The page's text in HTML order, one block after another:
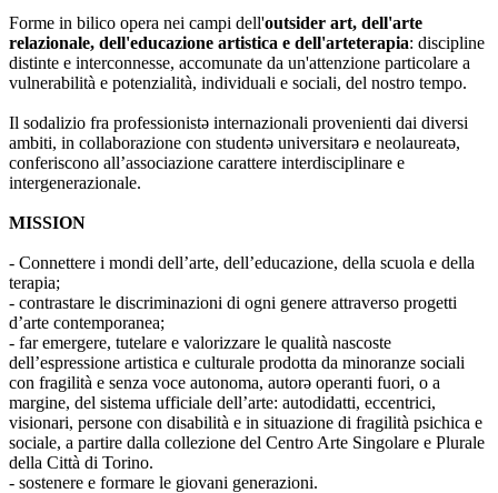
Forme in bilico opera nei campi dell'outsider art, dell'arte
relazionale, dell'educazione artistica e dell'arteterapia: discipline
distinte e interconnesse, accomunate da un'attenzione particolare a
vulnerabilità e potenzialità, individuali e sociali, del nostro tempo.
Il sodalizio fra professionistə internazionali provenienti dai diversi
ambiti, in collaborazione con studentə universitarə e neolaureatə,
conferiscono all’associazione carattere interdisciplinare e
intergenerazionale.
MISSION
- Connettere i mondi dell’arte, dell’educazione, della scuola e della
terapia;
- contrastare le discriminazioni di ogni genere attraverso progetti
d’arte contemporanea;
- far emergere, tutelare e valorizzare le qualità nascoste
dell’espressione artistica e culturale prodotta da minoranze sociali
con fragilità e senza voce autonoma, autorə operanti fuori, o a
margine, del sistema ufficiale dell’arte: autodidatti, eccentrici,
visionari, persone con disabilità e in situazione di fragilità psichica e
sociale, a partire dalla collezione del Centro Arte Singolare e Plurale
della Città di Torino.
- sostenere e formare le giovani generazioni.